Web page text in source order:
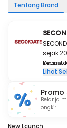
Tentang Brand
sejak
adalah
selain
sudah
Your
Lihat
Promo
Belanja
ongkir!
New Launch